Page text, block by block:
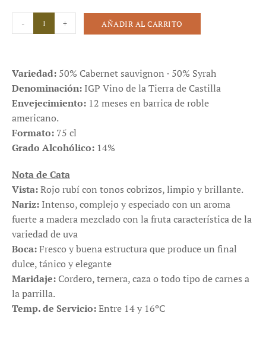
- + AÑADIR AL CARRITO
Variedad: 50% Cabernet sauvignon · 50% Syrah
Denominación: IGP Vino de la Tierra de Castilla
Envejecimiento: 12 meses en barrica de roble
americano.
Formato: 75 cl
Grado Alcohólico: 14%
Nota de Cata
Vista:Rojo rubí con tonos cobrizos, limpio y brillante.
Nariz: Intenso, complejo y especiado con un aroma
fuerte a madera mezclado con la fruta característica de la
variedad de uva
Boca:Fresco y buena estructura que produce un final
dulce, tánico y elegante
Maridaje: Cordero, ternera, caza o todo tipo de carnes a
la parrilla.
Temp. de Servicio:Entre 14 y 16ºC